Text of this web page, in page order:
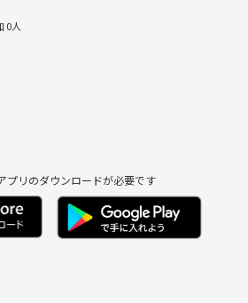
0人
プリのダウンロードが必要です